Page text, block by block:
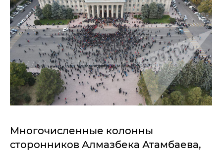
Многочисленные колонны
сторонников Алмазбека Атамбаева,